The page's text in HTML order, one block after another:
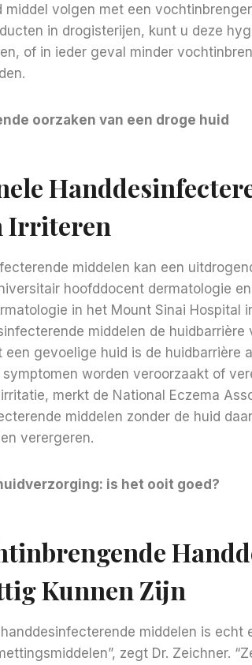
middel volgen met een
in drogisterijen, kunt u deze
of in ieder geval minder
oorzaken van een droge huid
Irriteren
middelen kan een
hoofddocent dermatologie
in het Mount Sinai Hospital
middelen de huidbarrière
een gevoelige huid is de huidbarrière
worden veroorzaakt of
merkt de National Eczema
middelen zonder de huid
verergeren.
is het ooit goed?
Kunnen Zijn
middelen is echt
zegt Dr. Zeichner.